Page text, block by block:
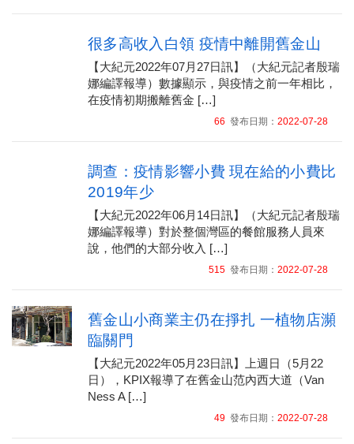
很多高收入白領 疫情中離開舊金山
【大紀元2022年07月27日訊】（大紀元記者殷瑞
娜編譯報導）數據顯示，與疫情之前一年相比，
在疫情初期搬離舊金 […]
66 發布日期： 2022-07-28
調查：疫情影響小費 現在給的小費比
2019年少
【大紀元2022年06月14日訊】（大紀元記者殷瑞
娜編譯報導）對於整個灣區的餐館服務人員來
說，他們的大部分收入 […]
515發布日期： 2022-07-28
舊金山小商業主仍在掙扎 一植物店瀕
臨關門
【大紀元2022年05月23日訊】上週日（5月22
日），KPIX報導了在舊金山范內西大道（Van
Ness A […]
49發布日期： 2022-07-28